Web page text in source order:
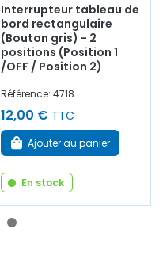
Interrupteur tableau de
bord rectangulaire
(Bouton gris) - 2
positions (Position 1
/OFF / Position 2)
Référence: 4718
12,00 € TTC
Ajouter au panier
En stock